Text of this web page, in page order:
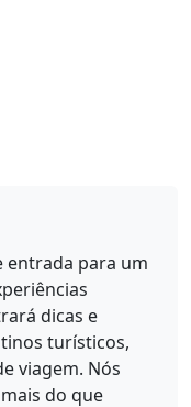
entrada para um
dicas e
turísticos,
viagem. Nós
do que